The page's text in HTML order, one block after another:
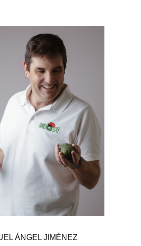
ÁNGEL JIMÉNEZ
Commercial Officer
ÁNGEL JIMÉNEZ